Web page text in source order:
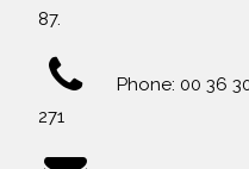
87.
Phone: 00 36
271